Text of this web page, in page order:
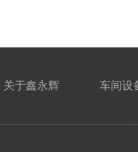
关于鑫永辉 车间设